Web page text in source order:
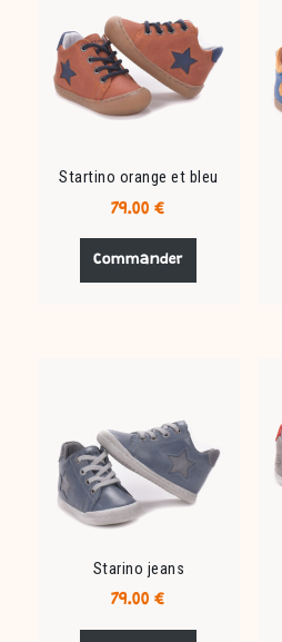
Startino orange et bleu
79.00€
Commander
Ce
a
choisies
sur
la
Starino jeans
79.00€
Ce